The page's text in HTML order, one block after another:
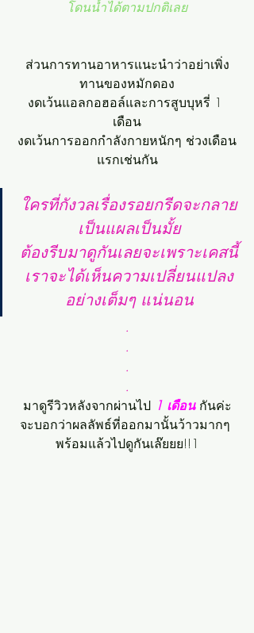
โดนน้ำได้ตามปกติเลย
ส่วนการทานอาหารแนะนำว่าอย่าเพิ่ง
ทานของหมักดอง
งดเว้นแอลกอฮอล์และการสูบบุหรี่ 1
เดือน
งดเว้นการออกกำลังกายหนักๆ ช่วงเดือน
แรกเช่นกัน
ใครที่กังวลเรื่องรอยกรีดจะกลาย
เป็นแผลเป็นมั้ย
ต้องรีบมาดูกันเลยจะเพราะเคสนี้
เราจะได้เห็นความเปลี่ยนแปลง
อย่างเต็มๆ แน่นอน
.
.
.
.
มาดูรีวิวหลังจากผ่านไป 1 เดือน กันค่ะ
จะบอกว่าผลลัพธ์ที่ออกมานั้นว้าวมากๆ
พร้อมแล้วไปดูกันเล๊ยยย!!1